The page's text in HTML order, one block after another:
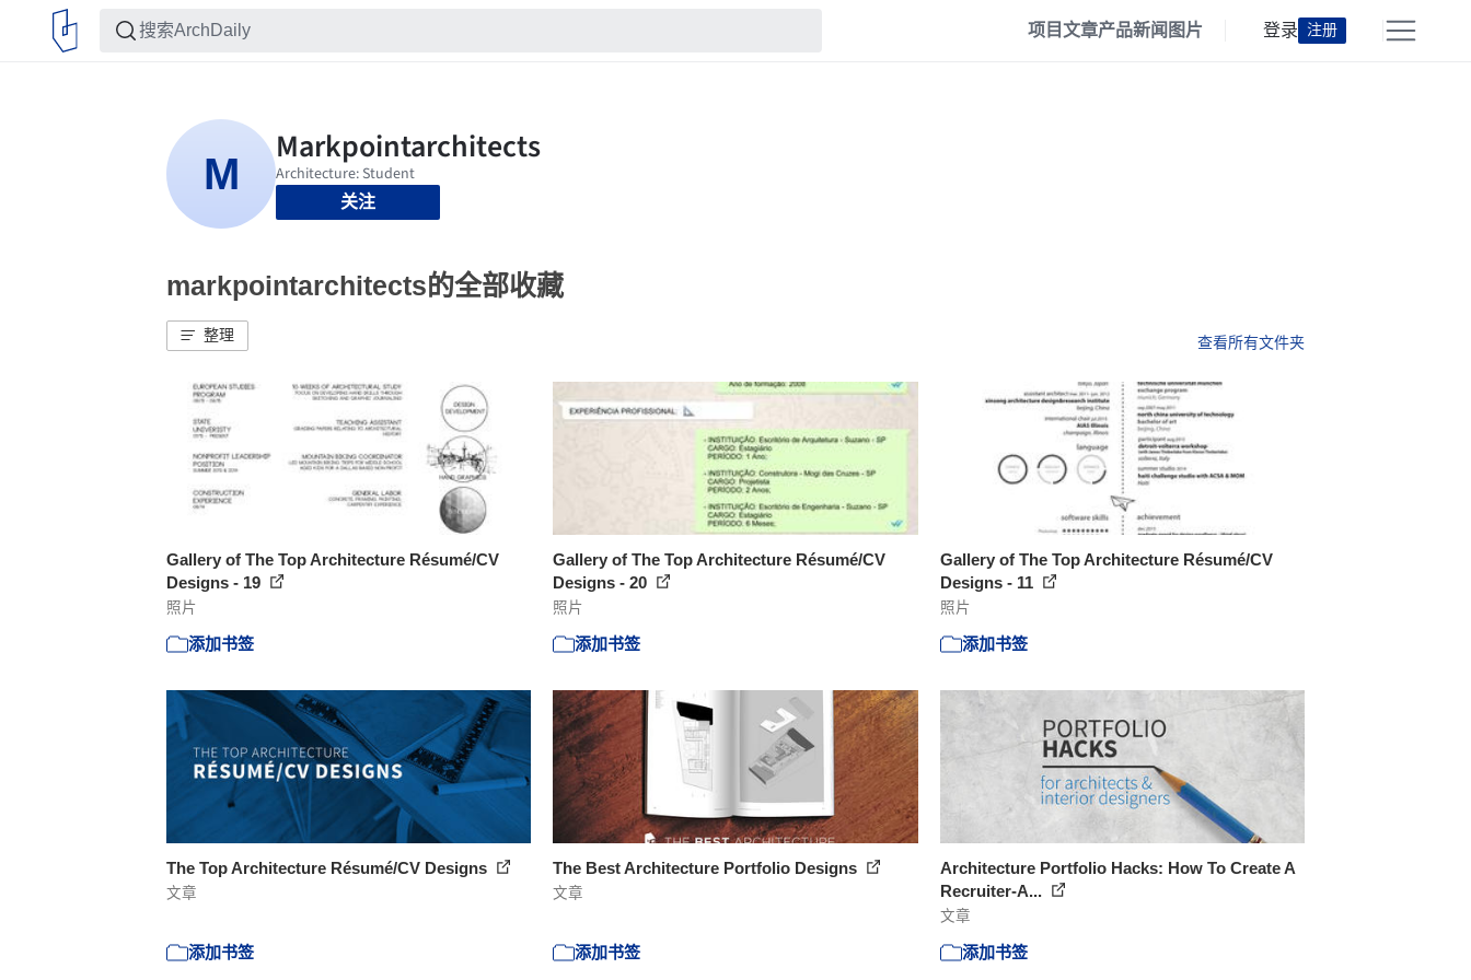
项目文章产品新闻 图片 登录 注册
关注
markpointarchitects的全部收藏
整理 查看所有文件夹
Gallery of The Top Architecture Résumé/CV
Designs - 19
照片
添加书签
Gallery of The Top Architecture Résumé/CV
Designs - 20
照片
添加书签
Gallery of The Top Architecture Résumé/CV
Designs - 11
照片
添加书签
The Top Architecture Résumé/CV Designs
文章
添加书签
The Best Architecture Portfolio Designs
文章
添加书签
Architecture Portfolio Hacks: How To Create A
Recruiter-A...
文章
添加书签